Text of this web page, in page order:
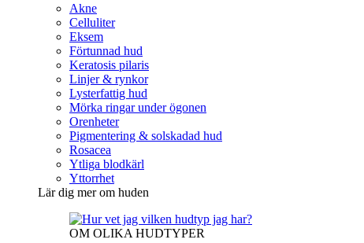
Akne
Celluliter
Eksem
Förtunnad hud
Keratosis pilaris
Linjer & rynkor
Lysterfattig hud
Mörka ringar under ögonen
Orenheter
Pigmentering & solskadad hud
Rosacea
Ytliga blodkärl
Yttorrhet
Lär dig mer om huden
OM OLIKA HUDTYPER